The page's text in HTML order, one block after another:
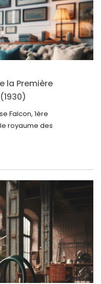
la Première
Falcon, 1ère
royaume des